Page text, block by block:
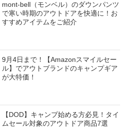
mont-bell（モンベル）のダウンパンツ
で寒い時期のアウトドアを快適に！お
すすめアイテムをご紹介
9月4日まで！【Amazonスマイルセー
ル】でアウトブランドのキャンプギア
が大特価！
【DOD】キャンプ始める方必見！タイ
ムセール対象のアウトドア商品7選